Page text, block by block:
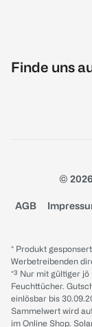
Finde uns
©
AGB
* Produkt
Werbetreibenden
*³ Nur mit gültiger jö
Feuchttücher.
einlösbar bis
Sammelwert wird
im Online Shop.